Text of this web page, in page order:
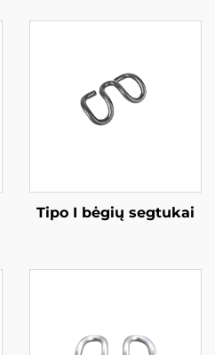
Tipo I bėgių segtukai